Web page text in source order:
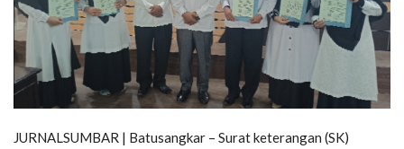
JURNALSUMBAR | Batusangkar – Surat keterangan (SK)